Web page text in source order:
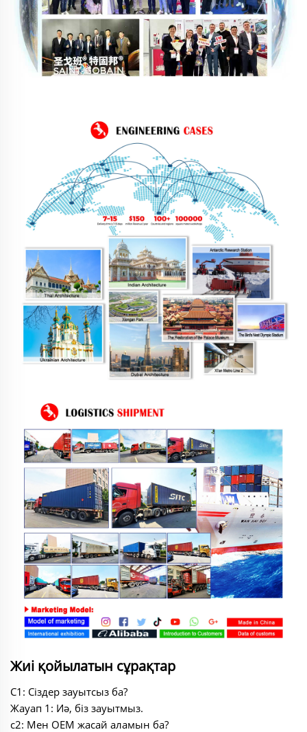
Жиі қойылатын сұрақтар
С1: Сіздер зауытсыз ба?
Жауап 1: Иә, біз зауытмыз.
с2: Мен OEM жасай аламын ба?